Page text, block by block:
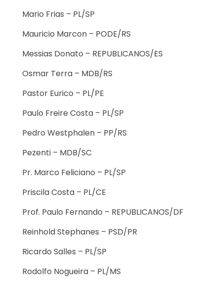
Mario Frias – PL/SP
Mauricio Marcon – PODE/RS
Messias Donato – REPUBLICANOS/ES
Osmar Terra – MDB/RS
Pastor Eurico – PL/PE
Paulo Freire Costa – PL/SP
Pedro Westphalen – PP/RS
Pezenti – MDB/SC
Pr. Marco Feliciano – PL/SP
Priscila Costa – PL/CE
Prof. Paulo Fernando – REPUBLICANOS/DF
Reinhold Stephanes – PSD/PR
Ricardo Salles – PL/SP
Rodolfo Nogueira – PL/MS